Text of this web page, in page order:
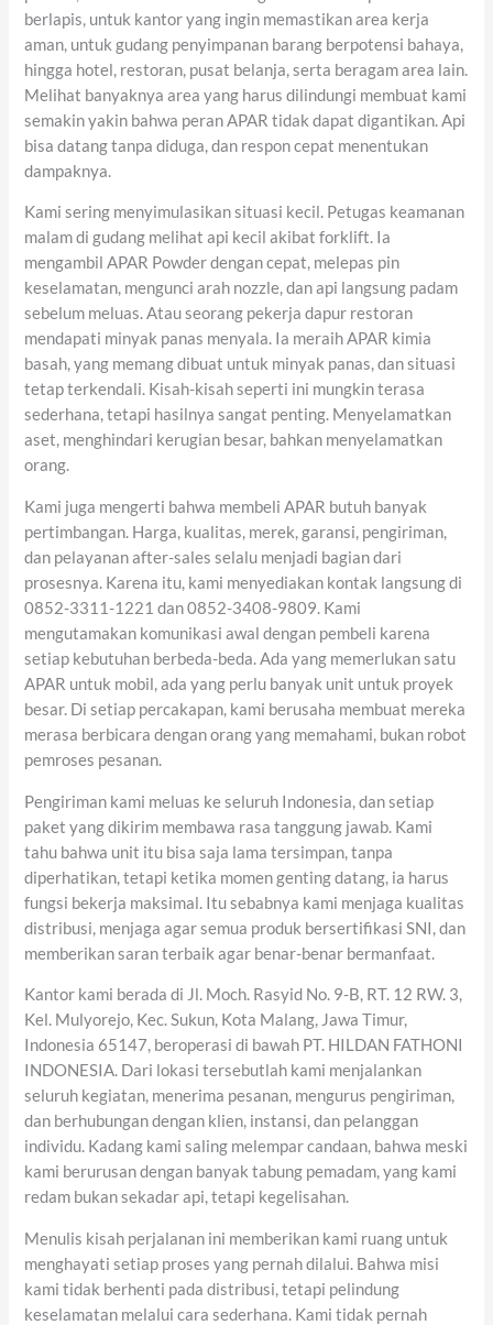
berlapis, untuk kantor yang ingin memastikan area kerja
aman, untuk gudang penyimpanan barang berpotensi bahaya,
hingga hotel, restoran, pusat belanja, serta beragam area lain.
Melihat banyaknya area yang harus dilindungi membuat kami
semakin yakin bahwa peran APAR tidak dapat digantikan. Api
bisa datang tanpa diduga, dan respon cepat menentukan
dampaknya.
Kami sering menyimulasikan situasi kecil. Petugas keamanan
malam di gudang melihat api kecil akibat forklift. Ia
mengambil APAR Powder dengan cepat, melepas pin
keselamatan, mengunci arah nozzle, dan api langsung padam
sebelum meluas. Atau seorang pekerja dapur restoran
mendapati minyak panas menyala. Ia meraih APAR kimia
basah, yang memang dibuat untuk minyak panas, dan situasi
tetap terkendali. Kisah-kisah seperti ini mungkin terasa
sederhana, tetapi hasilnya sangat penting. Menyelamatkan
aset, menghindari kerugian besar, bahkan menyelamatkan
orang.
Kami juga mengerti bahwa membeli APAR butuh banyak
pertimbangan. Harga, kualitas, merek, garansi, pengiriman,
dan pelayanan after-sales selalu menjadi bagian dari
prosesnya. Karena itu, kami menyediakan kontak langsung di
0852-3311-1221 dan 0852-3408-9809. Kami
mengutamakan komunikasi awal dengan pembeli karena
setiap kebutuhan berbeda-beda. Ada yang memerlukan satu
APAR untuk mobil, ada yang perlu banyak unit untuk proyek
besar. Di setiap percakapan, kami berusaha membuat mereka
merasa berbicara dengan orang yang memahami, bukan robot
pemroses pesanan.
Pengiriman kami meluas ke seluruh Indonesia, dan setiap
paket yang dikirim membawa rasa tanggung jawab. Kami
tahu bahwa unit itu bisa saja lama tersimpan, tanpa
diperhatikan, tetapi ketika momen genting datang, ia harus
fungsi bekerja maksimal. Itu sebabnya kami menjaga kualitas
distribusi, menjaga agar semua produk bersertifikasi SNI, dan
memberikan saran terbaik agar benar-benar bermanfaat.
Kantor kami berada di Jl. Moch. Rasyid No. 9-B, RT. 12 RW. 3,
Kel. Mulyorejo, Kec. Sukun, Kota Malang, Jawa Timur,
Indonesia 65147, beroperasi di bawah PT. HILDAN FATHONI
INDONESIA. Dari lokasi tersebutlah kami menjalankan
seluruh kegiatan, menerima pesanan, mengurus pengiriman,
dan berhubungan dengan klien, instansi, dan pelanggan
individu. Kadang kami saling melempar candaan, bahwa meski
kami berurusan dengan banyak tabung pemadam, yang kami
redam bukan sekadar api, tetapi kegelisahan.
Menulis kisah perjalanan ini memberikan kami ruang untuk
menghayati setiap proses yang pernah dilalui. Bahwa misi
kami tidak berhenti pada distribusi, tetapi pelindung
keselamatan melalui cara sederhana. Kami tidak pernah